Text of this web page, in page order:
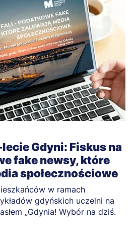
Gdyni: Fiskus na
fake newsy, które
społecznościowe
w ramach
gdyńskich uczelni na
„Gdynia! Wybór na dziś.